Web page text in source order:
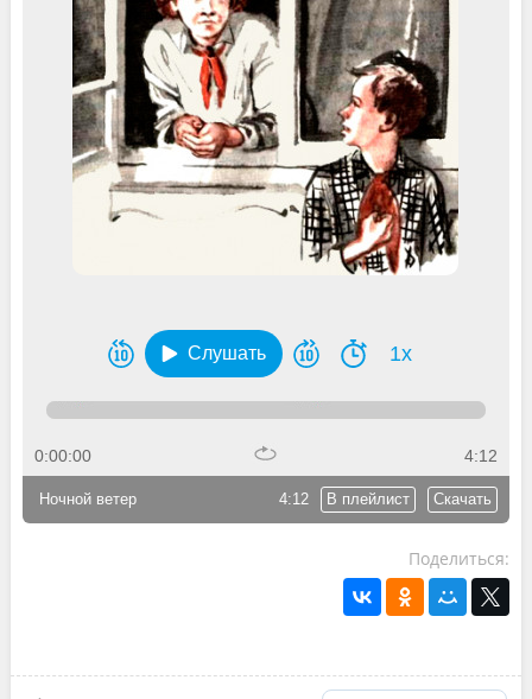
Слушать 1x
0:00:00 4:12
4:12 В плейлист Скачать
Ночной ветер
Поделиться: